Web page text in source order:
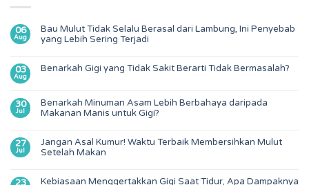
06
Aug
Bau Mulut Tidak Selalu Berasal dari Lambung, Ini Penyebab
yang Lebih Sering Terjadi
03
Aug
Benarkah Gigi yang Tidak Sakit Berarti Tidak Bermasalah?
30
Jul
Benarkah Minuman Asam Lebih Berbahaya daripada
Makanan Manis untuk Gigi?
27
Jul
Jangan Asal Kumur! Waktu Terbaik Membersihkan Mulut
Setelah Makan
23
Kebiasaan Menggertakkan Gigi Saat Tidur, Apa Dampaknya